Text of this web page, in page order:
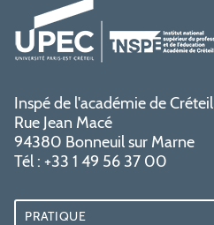
Inspé de l'académie de Créteil
Rue Jean Macé
94380 Bonneuil sur Marne
Tél : +33 1 49 56 37 00
PRATIQUE